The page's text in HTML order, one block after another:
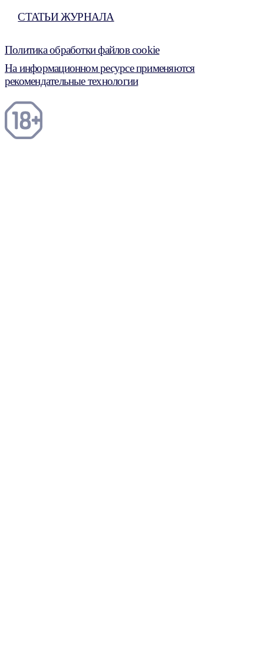
СТАТЬИ ЖУРНАЛА
Политика обработки файлов cookie
На информационном ресурсе применяются
рекомендательные технологии